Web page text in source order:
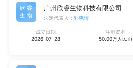
欣睿
生物
广州欣睿生物科技有限公司
法定代表人： 郭晓晴
成立日期
2026-07-28
注册资本
50.00万人民币